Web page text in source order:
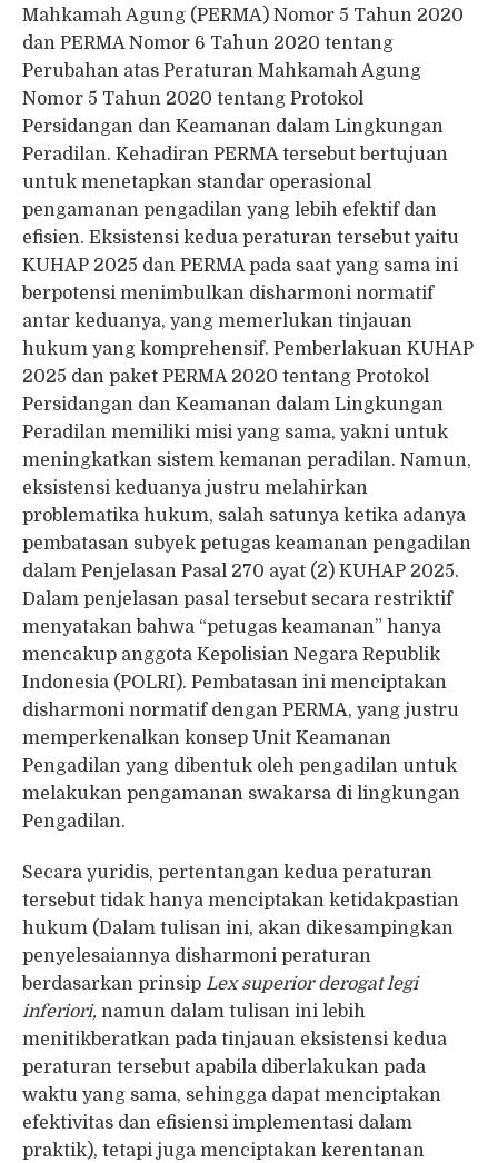
Mahkamah Agung (PERMA) Nomor 5 Tahun 2020
dan PERMA Nomor 6 Tahun 2020 tentang
Perubahan atas Peraturan Mahkamah Agung
Nomor 5 Tahun 2020 tentang Protokol
Persidangan dan Keamanan dalam Lingkungan
Peradilan. Kehadiran PERMA tersebut bertujuan
untuk menetapkan standar operasional
pengamanan pengadilan yang lebih efektif dan
efisien. Eksistensi kedua peraturan tersebut yaitu
KUHAP 2025 dan PERMA pada saat yang sama ini
berpotensi menimbulkan disharmoni normatif
antar keduanya, yang memerlukan tinjauan
hukum yang komprehensif. Pemberlakuan KUHAP
2025 dan paket PERMA 2020 tentang Protokol
Persidangan dan Keamanan dalam Lingkungan
Peradilan memiliki misi yang sama, yakni untuk
meningkatkan sistem kemanan peradilan. Namun,
eksistensi keduanya justru melahirkan
problematika hukum, salah satunya ketika adanya
pembatasan subyek petugas keamanan pengadilan
dalam Penjelasan Pasal 270 ayat (2) KUHAP 2025.
Dalam penjelasan pasal tersebut secara restriktif
menyatakan bahwa “petugas keamanan” hanya
mencakup anggota Kepolisian Negara Republik
Indonesia (POLRI). Pembatasan ini menciptakan
disharmoni normatif dengan PERMA, yang justru
memperkenalkan konsep Unit Keamanan
Pengadilan yang dibentuk oleh pengadilan untuk
melakukan pengamanan swakarsa di lingkungan
Pengadilan.
Secara yuridis, pertentangan kedua peraturan
tersebut tidak hanya menciptakan ketidakpastian
hukum (Dalam tulisan ini, akan dikesampingkan
penyelesaiannya disharmoni peraturan
berdasarkan prinsip Lex superior derogat legi
inferiori, namun dalam tulisan ini lebih
menitikberatkan pada tinjauan eksistensi kedua
peraturan tersebut apabila diberlakukan pada
waktu yang sama, sehingga dapat menciptakan
efektivitas dan efisiensi implementasi dalam
praktik), tetapi juga menciptakan kerentanan